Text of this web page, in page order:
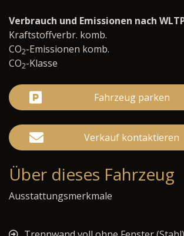
Verbrauch und Emissionen nach
Kraftstoffverbr. komb.
CO2-Emissionen komb.
CO2-Klasse
Fahrzeug parken
Verkauf kontaktieren
Über dieses Fahrzeug
Ausstattungsmerkmale